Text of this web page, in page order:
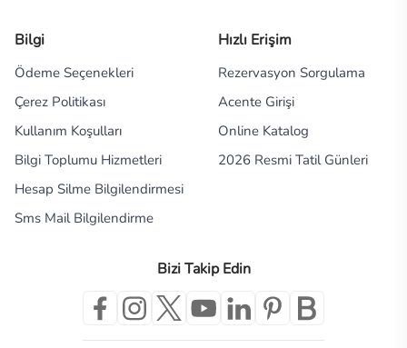
Bilgi
Ödeme Seçenekleri
Çerez Politikası
Kullanım Koşulları
Bilgi Toplumu Hizmetleri
Hesap Silme Bilgilendirmesi
Sms Mail Bilgilendirme
Hızlı Erişim
Rezervasyon Sorgulama
Acente Girişi
Online Katalog
2026 Resmi Tatil Günleri
Bizi Takip Edin